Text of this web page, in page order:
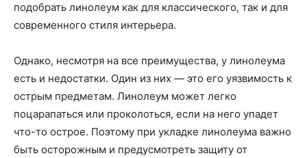
подобрать линолеум как для классического, так и для
современного стиля интерьера.
Однако, несмотря на все преимущества, у линолеума
есть и недостатки. Один из них — это его уязвимость к
острым предметам. Линолеум может легко
поцарапаться или проколоться, если на него упадет
что-то острое. Поэтому при укладке линолеума важно
быть осторожным и предусмотреть защиту от